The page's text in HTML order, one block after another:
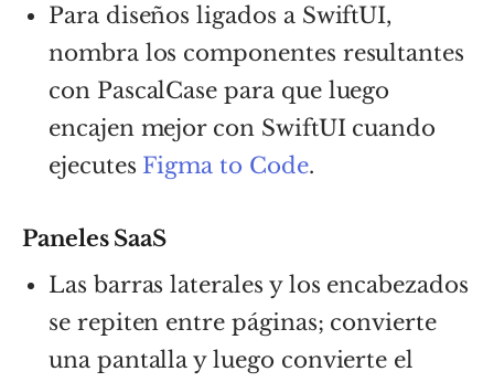
Para diseños ligados a SwiftUI,
nombra los componentes resultantes
con PascalCase para que luego
encajen mejor con SwiftUI cuando
ejecutes Figma to Code.
Paneles SaaS
Las barras laterales y los encabezados
se repiten entre páginas; convierte
una pantalla y luego convierte el